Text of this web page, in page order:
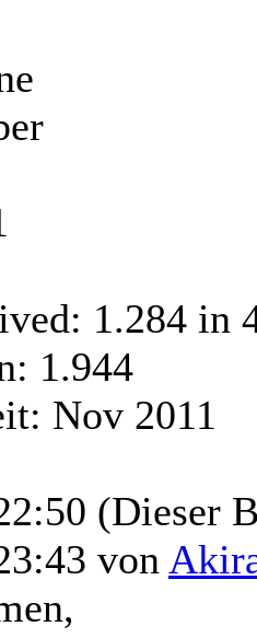
1.284 in
1.944
Nov 2011
(Dieser
von